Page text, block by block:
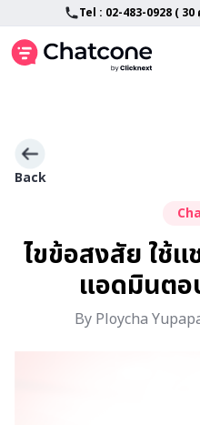
Tel : 02-483-0928 ( 30
SlipCheck
LINE OA Customization
Blog
Back
ไขข้อสงสัย ใช้
แอดมินตอ
By Ploycha